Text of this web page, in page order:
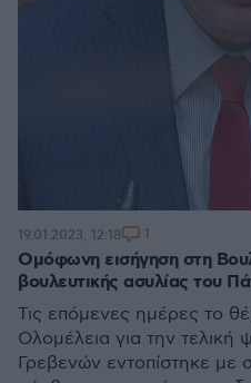
Ομόφωνη εισήγηση στη
βουλευτικής ασυλίας του
Τις επόμενες ημέρες το
Ολομέλεια για την
Γρεβενών εντοπίστηκε με
19.01.2023, 12:18 1